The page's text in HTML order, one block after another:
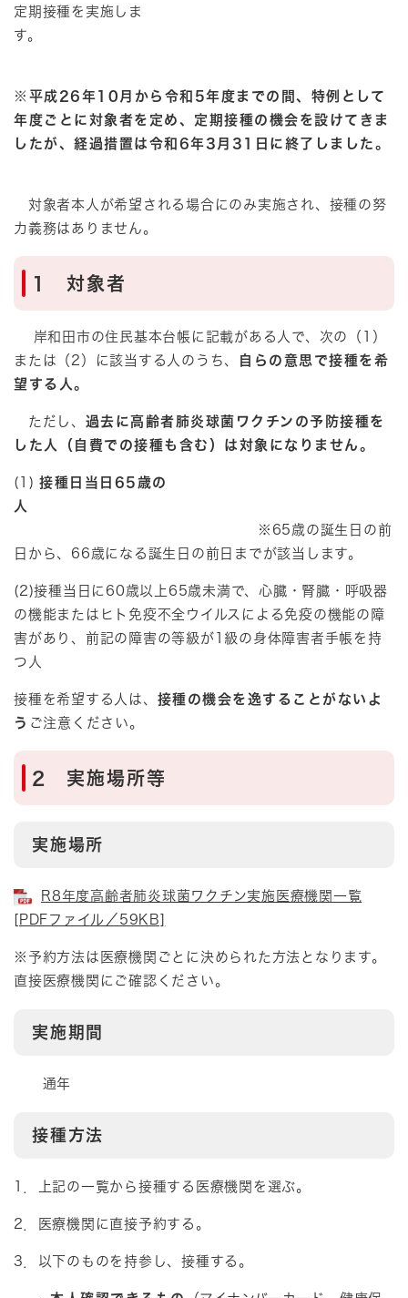
定期接種を実施しま
す。
※平成26年10月から令和5年度までの間、特例として
年度ごとに対象者を定め、定期接種の機会を設けてきま
したが、経過措置は令和6年3月31日に終了しました。
対象者本人が希望される場合にのみ実施され、接種の努
力義務はありません。
1 対象者
岸和田市の住民基本台帳に記載がある人で、次の（1）
または（2）に該当する人のうち、
自らの意思で接種を希
望する人。
ただし、 過去に高齢者肺炎球菌ワクチンの予防接種を
した人（自費での接種も含む）は対象になりません。
(1) 接種日当日65歳の
人
※65歳の誕生日の前
日から、66歳になる誕生日の前日までが該当します。
(2)接種当日に60歳以上65歳未満で、心臓・腎臓・呼吸器
の機能またはヒト免疫不全ウイルスによる免疫の機能の障
害があり、前記の障害の等級が1級の身体障害者手帳を持
つ人
接種を希望する人は、 接種の機会を逸することがないよ
う ご注意ください。
2 実施場所等
実施場所
R8年度高齢者肺炎球菌ワクチン実施医療機関一覧
[PDFファイル／59KB]
※予約方法は医療機関ごとに決められた方法となります。
直接医療機関にご確認ください。
実施期間
通年
接種方法
1．上記の一覧から接種する医療機関を選ぶ。
2．医療機関に直接予約する。
3．以下のものを持参し、接種する。